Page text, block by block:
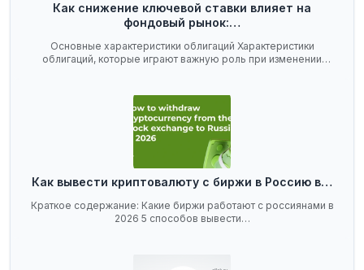
Как снижение ключевой ставки влияет на
фондовый рынок:…
Основные характеристики облигаций Характеристики
облигаций, которые играют важную роль при изменении
Как вывести криптовалюту с биржи в Россию в…
Краткое содержание: Какие биржи работают с россиянами в
2026 5 способов вывести…